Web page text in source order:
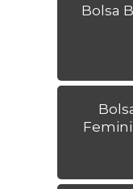
Bolsa